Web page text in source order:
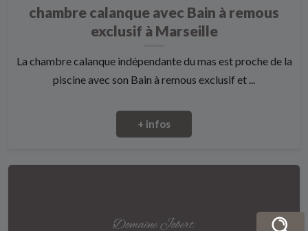
chambre calanque avec Bain à remous
exclusif à Marseille
La chambre calanque indépendante du mas est proche de la
piscine avec son Bain à remous exclusif et ...
+ infos